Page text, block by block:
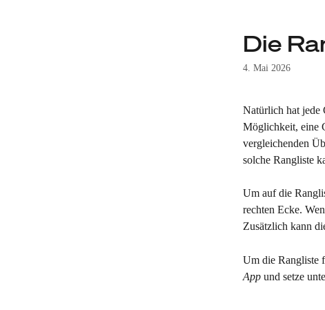
Die
4. Mai 2026
Natürlich hat jede
Möglichkeit, eine
vergleichenden
solche Rangliste
Um auf die
rechten Ecke.
Zusätzlich kann
Um die Rangliste
App und setze